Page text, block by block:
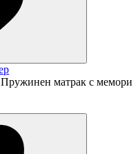
Пружинен матрак с мемори